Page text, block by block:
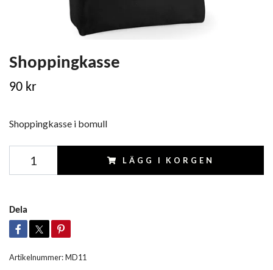
Shoppingkasse
90 kr
Shoppingkasse i bomull
LÄGG I KORGEN
Dela
Artikelnummer:MD11